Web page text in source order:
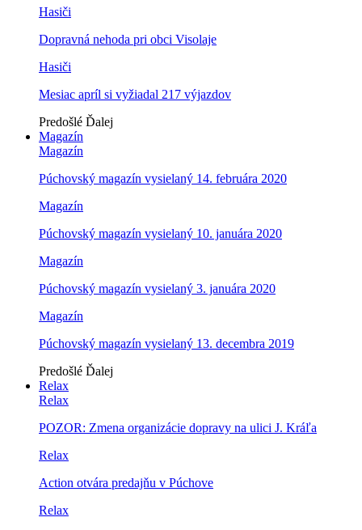
Hasiči
Dopravná nehoda pri obci Visolaje
Hasiči
Mesiac apríl si vyžiadal 217 výjazdov
Predošlé Ďalej
Magazín
Magazín
Púchovský magazín vysielaný 14. februára 2020
Magazín
Púchovský magazín vysielaný 10. januára 2020
Magazín
Púchovský magazín vysielaný 3. januára 2020
Magazín
Púchovský magazín vysielaný 13. decembra 2019
Predošlé Ďalej
Relax
Relax
POZOR: Zmena organizácie dopravy na ulici J. Kráľa
Relax
Action otvára predajňu v Púchove
Relax